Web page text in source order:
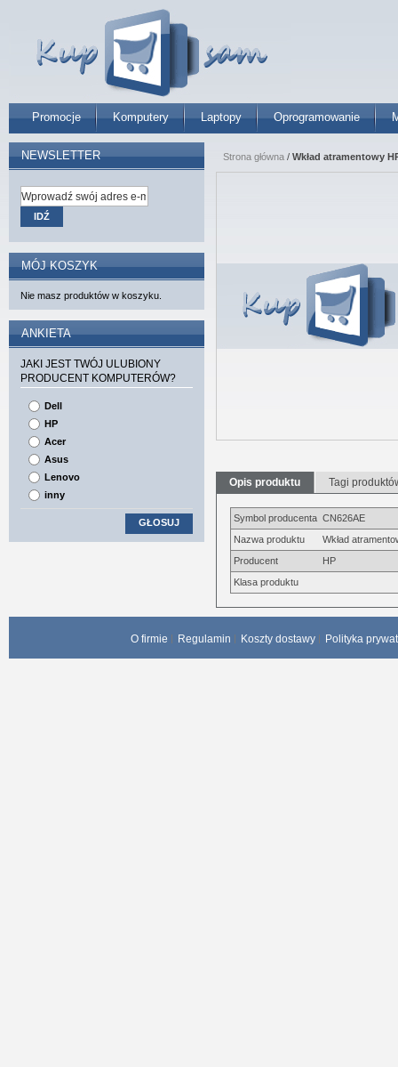
Promocje Komputery Laptopy Oprogramowanie
Strona główna / Wkład atramentowy
Opis produktu Tagi
Symbol producenta CN626AE
Nazwa produktu
Wkład
Producent
HP
Klasa produktu
NEWSLETTER
IDŹ
MÓJ KOSZYK
Nie masz produktów w koszyku.
ANKIETA
JAKI JEST TWÓJ ULUBIONY
PRODUCENT KOMPUTERÓW?
Dell
HP
Acer
Asus
Lenovo
inny
GŁOSUJ
O firmie Regulamin Koszty dostawy Polityka